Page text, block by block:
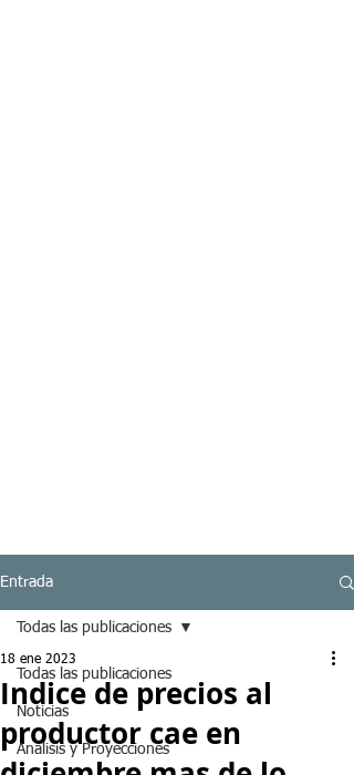
Entrada
Todas las publicaciones
Noticias
Analisis y Proyecciones
Todas las publicaciones
Indice de precios al
productor cae en
18 ene 2023